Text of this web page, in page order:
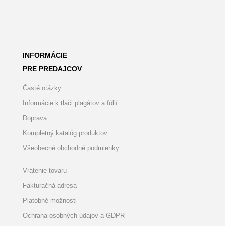
INFORMÁCIE
PRE PREDAJCOV
Časté otázky
Informácie k tlači plagátov a fólií
Doprava
Kompletný katalóg produktov
Všeobecné obchodné podmienky
Vrátenie tovaru
Fakturačná adresa
Platobné možnosti
Ochrana osobných údajov a GDPR